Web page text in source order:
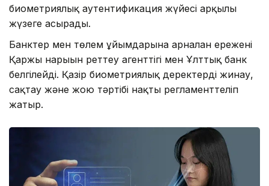
биометриялық аутентификация жүйесі арқылы
жүзеге асырады.
Банктер мен төлем ұйымдарына арналған ережені
Қаржы нарығын реттеу агенттігі мен Ұлттық банк
белгілейді. Қазір биометриялық деректерді жинау,
сақтау және жою тәртібі нақты регламенттеліп
жатыр.